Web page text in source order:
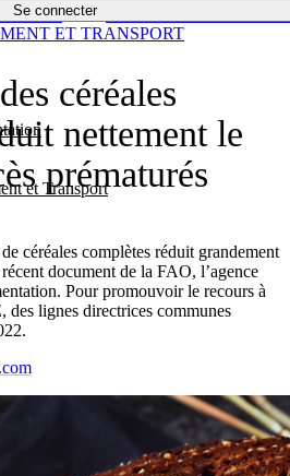
Se connecter
et Transport
Économie
céréales
nettement le
prématurés
céréales complètes réduit grandement
document de la FAO, l’agence
Pour promouvoir le recours à
des lignes directrices communes
ET TRANSPORT